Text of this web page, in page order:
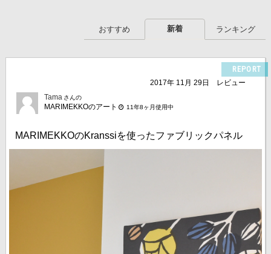
おすすめ 新着 ランキング
REPORT
2017年 11月 29日
レビュー
Tama さんの
MARIMEKKOのアート 11年8ヶ月使用中
MARIMEKKOのKranssiを使ったファブリックパネル